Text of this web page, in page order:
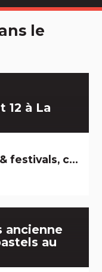
le
12 à La
confréries
ancienne
au